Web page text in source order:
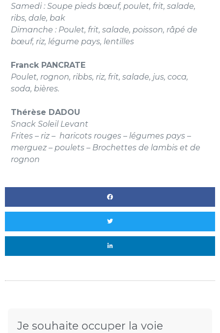
Samedi : Soupe pieds bœuf, poulet, frit, salade,
ribs, dale, bak
Dimanche : Poulet, frit, salade, poisson, râpé de
bœuf, riz, légume pays, lentilles
Franck PANCRATE
Poulet, rognon, ribbs, riz, frit, salade, jus, coca,
soda, bières.
Thérèse DADOU
Snack Soleil Levant
Frites – riz – haricots rouges – légumes pays –
merguez – poulets – Brochettes de lambis et de
rognon
Je souhaite occuper la voie